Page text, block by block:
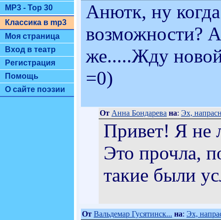
MP3 - Top 30
Классика в mp3
Моя страница
Вход в театр
Регистрация
Помощь
О сайте поэзии
Анютк, ну
возможности?
же.....Жду
=0)
От Анна Бондарева на: Эх,
Привет! Я не
Это прочла,
такие были
От Вальдемар Гусятинск... на: Эх,